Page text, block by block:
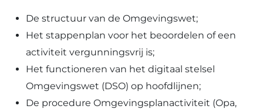
De structuur van de Omgevingswet;
Het stappenplan voor het beoordelen of een
activiteit vergunningsvrij is;
Het functioneren van het digitaal stelsel
Omgevingswet (DSO) op hoofdlijnen;
De procedure Omgevingsplanactiviteit (Opa,